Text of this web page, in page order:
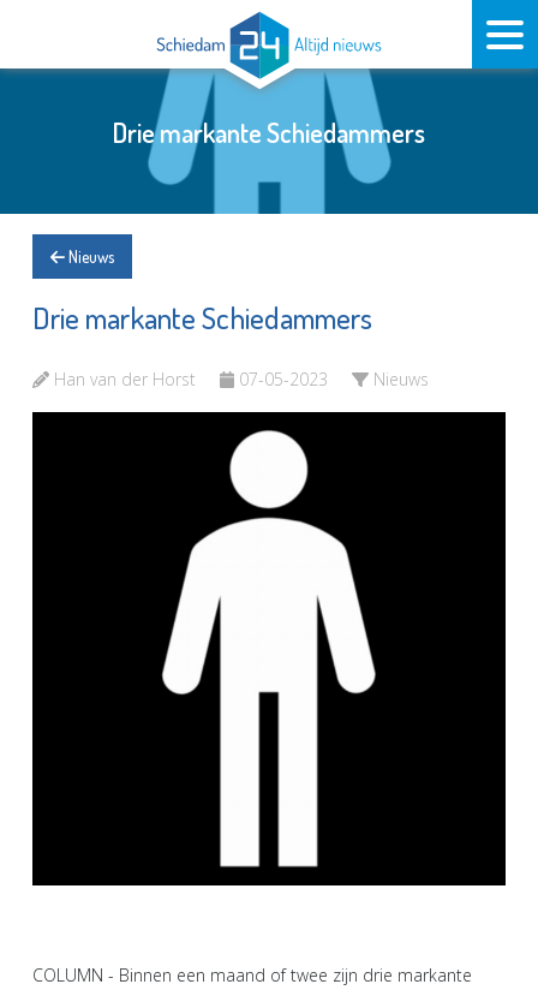
Drie markante Schiedammers
Nieuws
Drie markante Schiedammers
Han van der Horst 07-05-2023 Nieuws
COLUMN - Binnen een maand of twee zijn drie markante